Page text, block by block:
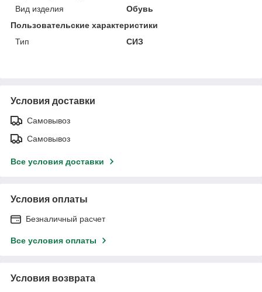
Вид изделия
Обувь
Пользовательские характеристики
Тип
СИЗ
Условия доставки
Самовывоз
Самовывоз
Все условия доставки
Условия оплаты
Безналичный расчет
Все условия оплаты
Условия возврата